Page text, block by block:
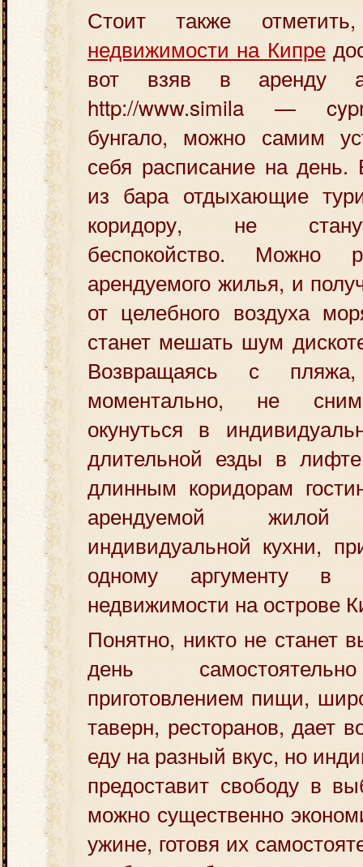
Стоит также
недвижимости на Кипре
вот взяв в аренду
http://www.simila —
бунгало, можно самим
себя расписание на
из бара отдыхающие
коридору, не
беспокойство. Можно
арендуемого жилья, и
от целебного воздуха
станет мешать шум
Возвращаясь с
моментально, не
окунуться в
длительной езды в
длинным коридорам
арендуемой жилой
индивидуальной кухни,
одному аргументу в
недвижимости на острове
Понятно, никто не станет
день
приготовлением пищи,
таверн, ресторанов, дает
еду на разный вкус, но
предоставит свободу в
можно существенно
ужине, готовя их